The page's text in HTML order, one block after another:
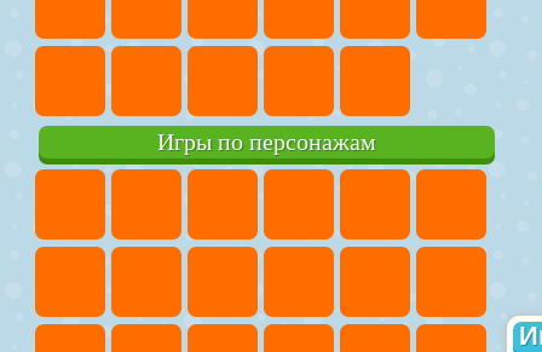
Игры по персонажам